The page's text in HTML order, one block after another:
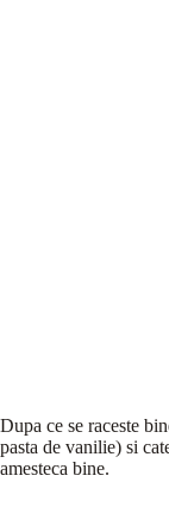
Dupa ce se raceste
pasta de vanilie) si
amesteca bine.